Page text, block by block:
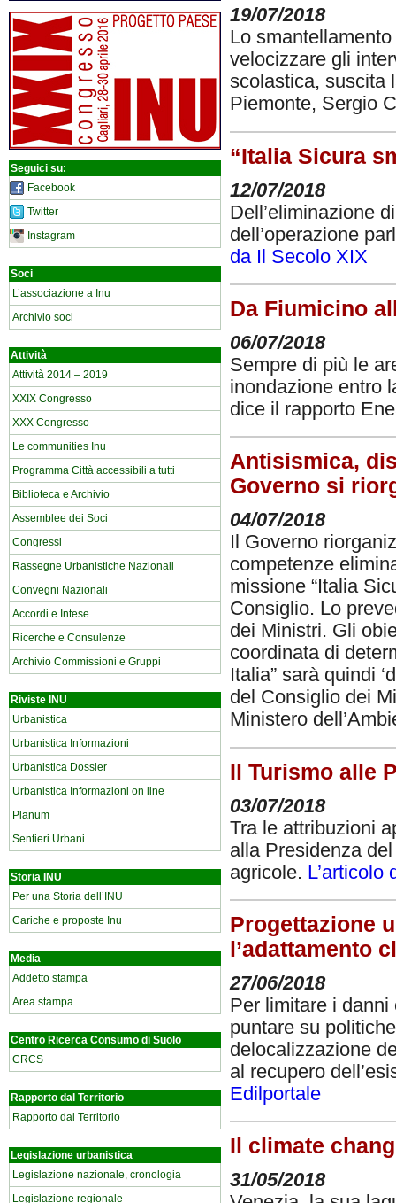
Seguici su:
Facebook
Twitter
Instagram
Soci
L’associazione a Inu
Archivio soci
Attività
Attività 2014 – 2019
XXIX Congresso
XXX Congresso
Le communities Inu
Programma Città accessibili a tutti
Biblioteca e Archivio
Assemblee dei Soci
Congressi
Rassegne Urbanistiche Nazionali
Convegni Nazionali
Accordi e Intese
Ricerche e Consulenze
Archivio Commissioni e Gruppi
Riviste INU
Urbanistica
Urbanistica Informazioni
Urbanistica Dossier
Urbanistica Informazioni on line
Planum
Sentieri Urbani
Storia INU
Per una Storia dell’INU
Cariche e proposte Inu
Media
Addetto stampa
Area stampa
Centro Ricerca Consumo di Suolo
CRCS
Rapporto dal Territorio
Rapporto dal Territorio
Legislazione urbanistica
Legislazione nazionale, cronologia
Legislazione regionale
19/07/2018
Lo
velocizzare gli
scolastica, suscita
Piemonte, Sergio
“Italia Sicura
12/07/2018
Dell’eliminazione
dell’operazione
da Il Secolo XIX
Da Fiumicino
06/07/2018
Sempre di più le
inondazione entro
dice il rapporto
Antisismica,
Governo si
04/07/2018
Il Governo
competenze
missione “Italia
Consiglio. Lo
dei Ministri. Gli
coordinata di
Italia” sarà quindi
del Consiglio dei
Ministero
Il Turismo alle
03/07/2018
Tra le attribuzioni
alla Presidenza
agricole. L’articolo
Progettazione
l’adattamento
27/06/2018
Per limitare i
puntare su
delocalizzazione
al recupero
Edilportale
Il climate
31/05/2018